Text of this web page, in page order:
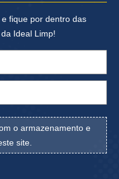
fique por dentro das
Ideal Limp!
o armazenamento e
site.